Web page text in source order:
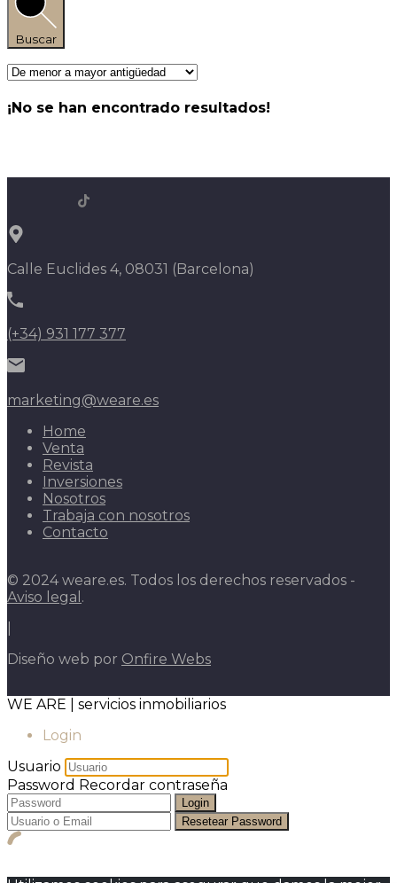
Buscar
¡No se han encontrado resultados!
Calle Euclides 4, 08031 (Barcelona)
(+34) 931 177 377
marketing@weare.es
Home
Venta
Revista
Inversiones
Nosotros
Trabaja con nosotros
Contacto
© 2024 weare.es. Todos los derechos reservados -
Aviso legal .
Diseño web por Onfire Webs
WE ARE | servicios inmobiliarios
Login
Usuario
Password Recordar contraseña
Login
Resetear Password